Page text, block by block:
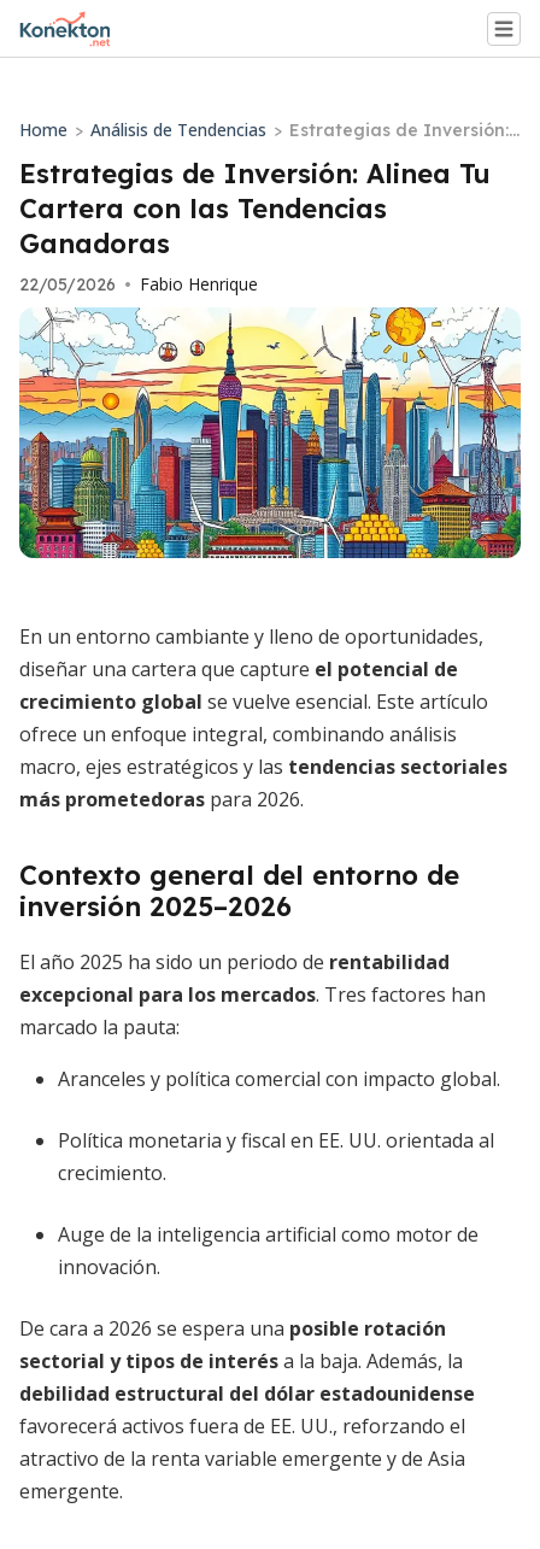
Home > Análisis de Tendencias > Estrategias de Inversión:
Alinea Tu Cartera con las
Tendencias Ganadoras
Estrategias de Inversión: Alinea Tu
Cartera con las Tendencias
Ganadoras
22/05/2026 • Fabio Henrique
En un entorno cambiante y lleno de oportunidades,
diseñar una cartera que capture el potencial de
crecimiento global se vuelve esencial. Este artículo
ofrece un enfoque integral, combinando análisis
macro, ejes estratégicos y las tendencias sectoriales
más prometedoras para 2026.
Contexto general del entorno de
inversión 2025–2026
El año 2025 ha sido un periodo de rentabilidad
excepcional para los mercados. Tres factores han
marcado la pauta:
Aranceles y política comercial con impacto global.
Política monetaria y fiscal en EE. UU. orientada al
crecimiento.
Auge de la inteligencia artificial como motor de
innovación.
De cara a 2026 se espera una posible rotación
sectorial y tipos de interésa la baja. Además, la
debilidad estructural del dólar estadounidense
favorecerá activos fuera de EE. UU., reforzando el
atractivo de la renta variable emergente y de Asia
emergente.